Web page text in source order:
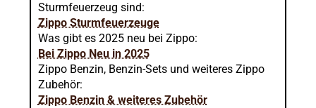
Sturmfeuerzeug sind:
Zippo Sturmfeuerzeuge
Was gibt es 2025 neu bei Zippo:
Bei Zippo Neu in 2025
Zippo Benzin, Benzin-Sets und weiteres Zippo
Zubehör:
Zippo Benzin & weiteres Zubehör